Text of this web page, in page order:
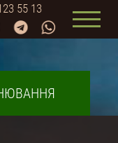
55 13